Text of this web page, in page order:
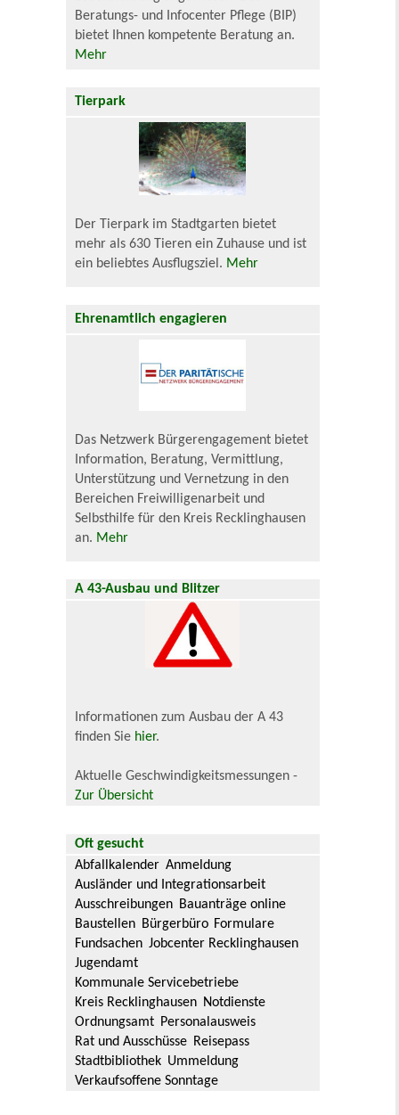
Beratungs- und Infocenter Pflege (BIP)
bietet Ihnen kompetente Beratung an.
Mehr
Tierpark
Der Tierpark im Stadtgarten bietet
mehr als 630 Tieren ein Zuhause und ist
ein beliebtes Ausflugsziel. Mehr
Ehrenamtlich engagieren
Das Netzwerk Bürgerengagement bietet
Information, Beratung, Vermittlung,
Unterstützung und Vernetzung in den
Bereichen Freiwilligenarbeit und
Selbsthilfe für den Kreis Recklinghausen
an. Mehr
A 43-Ausbau und Blitzer
Informationen zum Ausbau der A 43
finden Sie hier.
Aktuelle Geschwindigkeitsmessungen -
Zur Übersicht
Oft gesucht
Abfallkalender Anmeldung
Ausländer und Integrationsarbeit
Ausschreibungen Bauanträge online
Baustellen Bürgerbüro Formulare
Fundsachen Jobcenter Recklinghausen
Jugendamt
Kommunale Servicebetriebe
Kreis Recklinghausen Notdienste
Ordnungsamt Personalausweis
Rat und Ausschüsse Reisepass
Stadtbibliothek Ummeldung
Verkaufsoffene Sonntage